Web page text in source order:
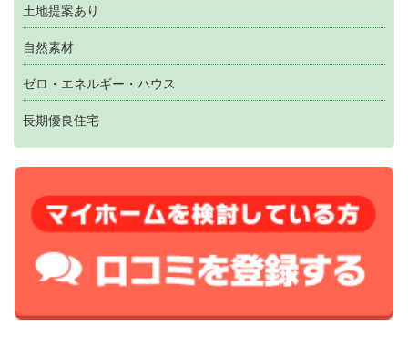
土地提案あり
自然素材
ゼロ・エネルギー・ハウス
長期優良住宅